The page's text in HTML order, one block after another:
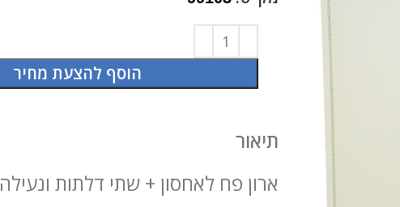
הוסף להצעת מחיר
תיאור
ארון פח לאחסון + שתי דלתות ונעילה